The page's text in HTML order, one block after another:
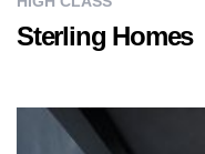
Sterling Homes